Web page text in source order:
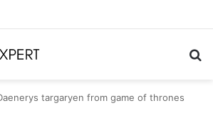
incríveis em eletrônicos
targaryen from game of thrones